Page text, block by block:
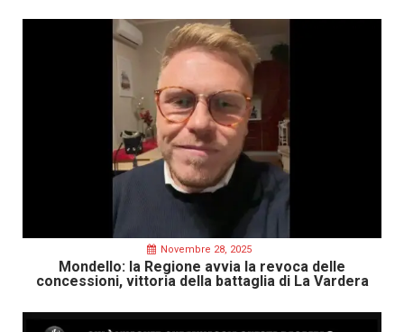
Novembre 28, 2025
Mondello: la Regione avvia la revoca delle
concessioni, vittoria della battaglia di La Vardera